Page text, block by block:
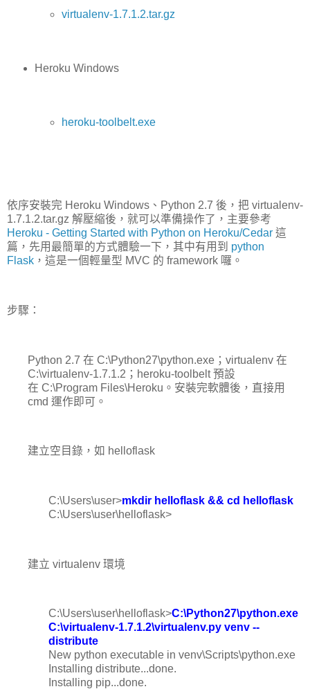
virtualenv-1.7.1.2.tar.gz
Heroku Windows
heroku-toolbelt.exe
依序安裝完 Heroku Windows、Python 2.7 後，把 virtualenv-
1.7.1.2.tar.gz 解壓縮後，就可以準備操作了，主要參考
Heroku - Getting Started with Python on Heroku/Cedar 這
篇，先用最簡單的方式體驗一下，其中有用到 python
Flask ，這是一個輕量型 MVC 的 framework 囉。
步驟：
Python 2.7 在 C:\Python27\python.exe；virtualenv 在
C:\virtualenv-1.7.1.2；heroku-toolbelt 預設
在 C:\Program Files\Heroku。安裝完軟體後，直接用
cmd 運作即可。
建立空目錄，如 helloflask
C:\Users\user>mkdir helloflask && cd helloflask
C:\Users\user\helloflask>
建立 virtualenv 環境
C:\Users\user\helloflask>C:\Python27\python.exe
C:\virtualenv-1.7.1.2\virtualenv.py venv --
distribute
New python executable in venv\Scripts\python.exe
Installing distribute...done.
Installing pip...done.